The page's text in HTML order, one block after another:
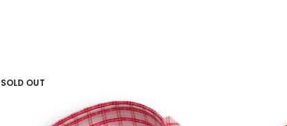
SOLD OUT